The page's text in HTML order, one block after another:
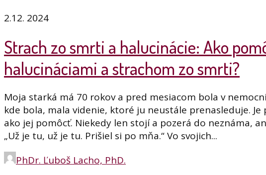
2.12. 2024
Strach zo smrti a halucinácie: Ako
halucináciami a strachom zo smrti?
Moja starká má 70 rokov a pred mesiacom bola v
kde bola, mala videnie, ktoré ju neustále prenasleduje.
ako jej pomôcť. Niekedy len stojí a pozerá do neznáma,
„Už je tu, už je tu. Prišiel si po mňa.“ Vo svojich...
PhDr. Ľuboš Lacho, PhD.